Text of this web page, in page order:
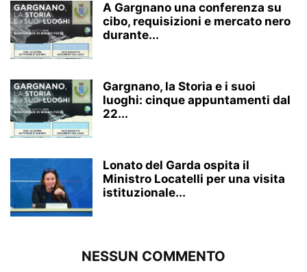
A Gargnano una conferenza su
cibo, requisizioni e mercato nero
durante...
Gargnano, la Storia e i suoi
luoghi: cinque appuntamenti dal
22...
Lonato del Garda ospita il
Ministro Locatelli per una visita
istituzionale...
NESSUN COMMENTO